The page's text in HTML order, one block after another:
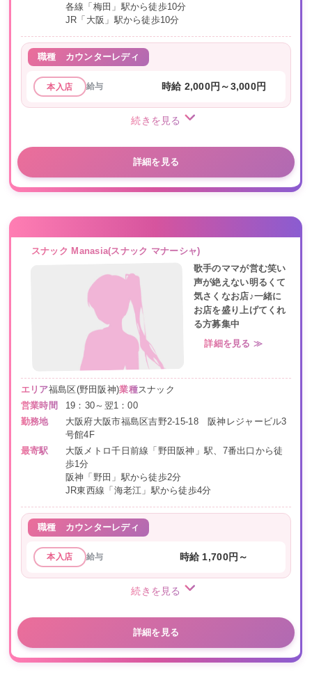
各線「梅田」駅から徒歩10分
JR「大阪」駅から徒歩10分
職種 カウンターレディ
本入店 給与 時給 2,000円～3,000円
続きを見る
詳細を見る
スナック Manasia(スナック マナーシャ)
歌手のママが営む笑い
声が絶えない明るくて
気さくなお店♪一緒に
お店を盛り上げてくれ
る方募集中
詳細を見る ≫
エリア福島区(野田阪神)業種スナック
営業時間
19：30～翌1：00
勤務地
大阪府大阪市福島区吉野2-15-18 阪神レジャービル3
号館4F
最寄駅
大阪メトロ千日前線「野田阪神」駅、7番出口から徒
歩1分
阪神「野田」駅から徒歩2分
JR東西線「海老江」駅から徒歩4分
職種 カウンターレディ
本入店 給与 時給 1,700円～
続きを見る
詳細を見る